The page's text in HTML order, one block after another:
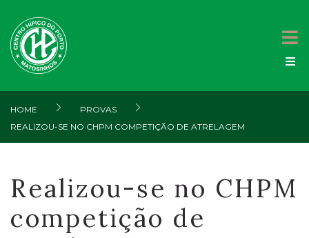
HOME
PROVAS
REALIZOU-SE NO CHPM COMPETIÇÃO DE ATRELAGEM
Realizou-se no CHPM
competição de